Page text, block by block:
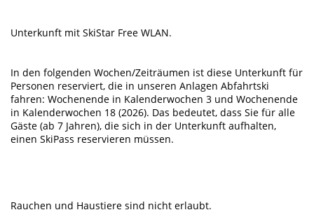
Unterkunft mit SkiStar Free WLAN.
In den folgenden Wochen/Zeiträumen ist diese Unterkunft für
Personen reserviert, die in unseren Anlagen Abfahrtski
fahren: Wochenende in Kalenderwochen 3 und Wochenende
in Kalenderwochen 18 (2026). Das bedeutet, dass Sie für alle
Gäste (ab 7 Jahren), die sich in der Unterkunft aufhalten,
einen SkiPass reservieren müssen.
Rauchen und Haustiere sind nicht erlaubt.